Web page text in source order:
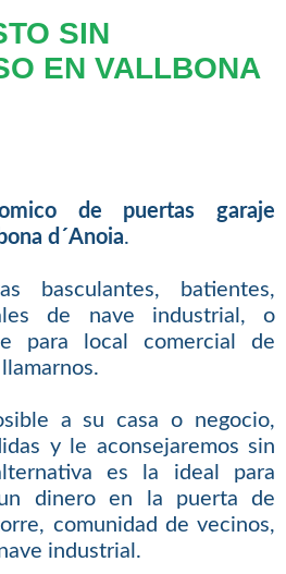
SIN
EN VALLBONA
de puertas garaje
d´Anoia.
basculantes, batientes,
de nave industrial, o
para local comercial de
a su casa o negocio,
y le aconsejaremos sin
es la ideal para
dinero en la puerta de
comunidad de vecinos,
industrial.